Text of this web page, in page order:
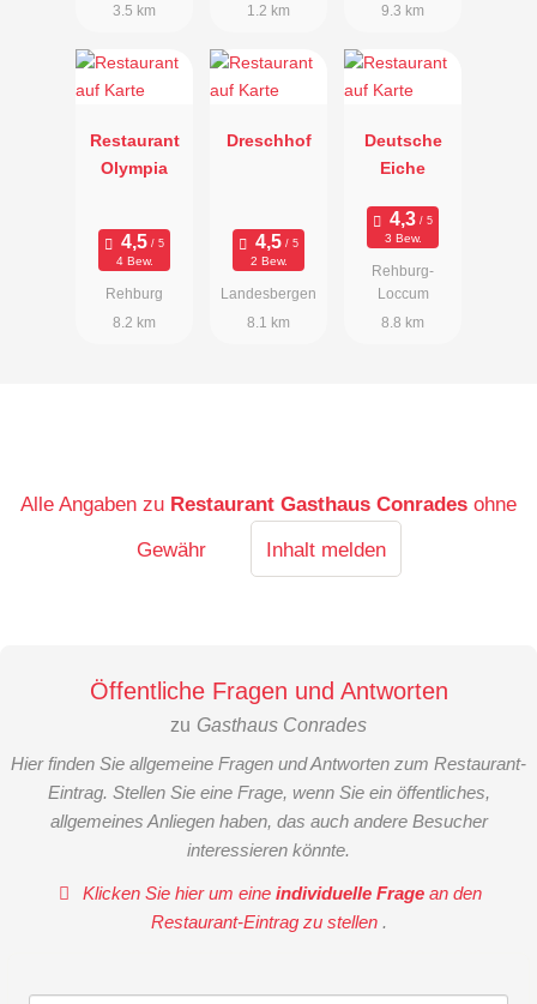
3.5 km
1.2 km
9.3 km
Restaurant
Olympia
4 Bew.
Rehburg
8.2 km
Dreschhof
2 Bew.
Landesbergen
8.1 km
Deutsche
Eiche
3 Bew.
Rehburg-
Loccum
8.8 km
Alle Angaben zu Restaurant Gasthaus Conrades ohne
Gewähr
Inhalt melden
Öffentliche Fragen und Antworten
zu Gasthaus Conrades
Hier finden Sie allgemeine Fragen und Antworten zum Restaurant-
Eintrag. Stellen Sie eine Frage, wenn Sie ein öffentliches,
allgemeines Anliegen haben, das auch andere Besucher
interessieren könnte.
Klicken Sie hier um eineindividuelle Frage an den
Restaurant-Eintrag zu stellen .